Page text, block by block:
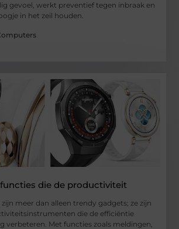
gevoel, werkt preventief tegen inbraak en
in het zeil houden.
die de productiviteit
meer dan alleen trendy gadgets; ze zijn
die de efficiëntie
verbeteren. Met functies zoals meldingen,